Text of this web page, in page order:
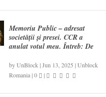
Memoriu Public – adresat
societății și presei. CCR a
anulat votul meu. Întreb: De
byUnBlock |Jun 13, 2025 |Unblock
Romania|0 |